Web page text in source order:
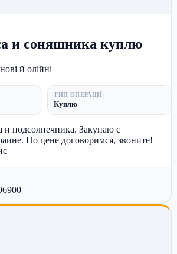
и соняшника куплю
й олійні
ТИП ОПЕРАЦІЇ
Куплю
и подсолнечника. Закупаю с
По цене договоримся, звоните!